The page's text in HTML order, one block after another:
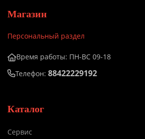
Магазин
Персональный раздел
Время работы: ПН-ВС 09-18
Телефон: 88422229192
Каталог
Сервис